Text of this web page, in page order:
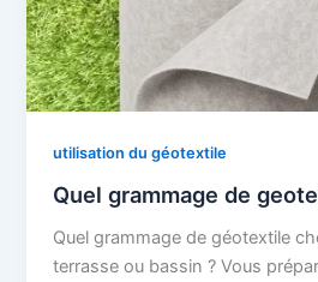
utilisation du géotextile
Quel grammage de
Quel grammage de géotextile
terrasse ou bassin ? Vous